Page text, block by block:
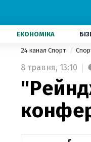
ЕКОНОМІКА
24 канал Спорт
8 травня, 13:10